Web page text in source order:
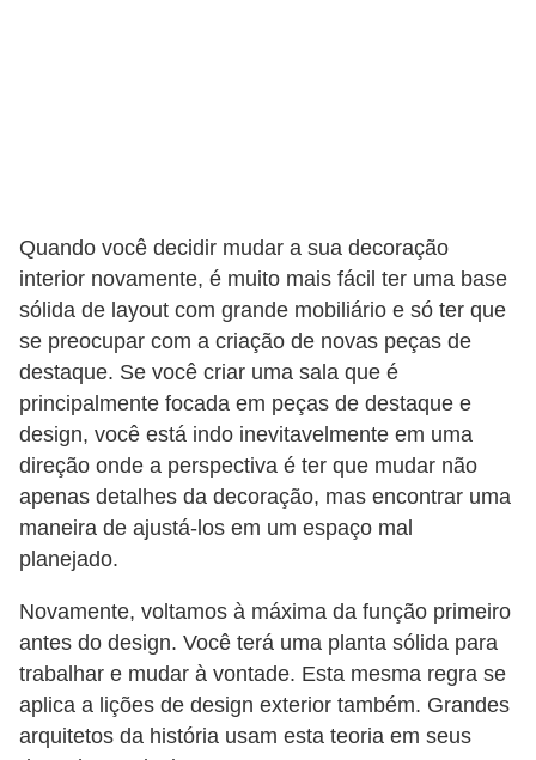
Quando você decidir mudar a sua decoração
interior novamente, é muito mais fácil ter uma base
sólida de layout com grande mobiliário e só ter que
se preocupar com a criação de novas peças de
destaque. Se você criar uma sala que é
principalmente focada em peças de destaque e
design, você está indo inevitavelmente em uma
direção onde a perspectiva é ter que mudar não
apenas detalhes da decoração, mas encontrar uma
maneira de ajustá-los em um espaço mal
planejado.
Novamente, voltamos à máxima da função primeiro
antes do design. Você terá uma planta sólida para
trabalhar e mudar à vontade. Esta mesma regra se
aplica a lições de design exterior também. Grandes
arquitetos da história usam esta teoria em seus